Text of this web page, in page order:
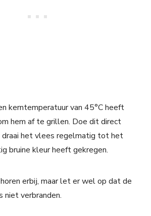
kerntemperatuur van 45°C heeft
hem af te grillen. Doe dit direct
draai het vlees regelmatig tot het
bruine kleur heeft gekregen.
erbij, maar let er wel op dat de
niet verbranden.